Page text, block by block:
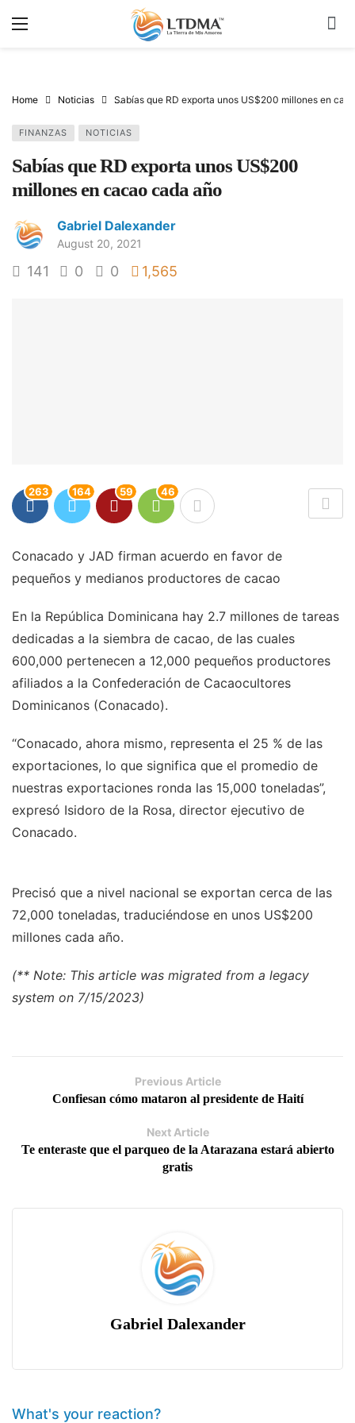
Home Noticias Sabías que RD exporta unos US$200 millones en
FINANZAS NOTICIAS
Sabías que RD exporta unos US$200
millones en cacao cada año
Gabriel Dalexander
August 20, 2021
141 0 0 1,565
263 164 59 46
Conacado y JAD firman acuerdo en favor de
pequeños y medianos productores de cacao
En la República Dominicana hay 2.7 millones de tareas
dedicadas a la siembra de cacao, de las cuales
600,000 pertenecen a 12,000 pequeños productores
afiliados a la Confederación de Cacaocultores
Dominicanos (Conacado).
“Conacado, ahora mismo, representa el 25 % de las
exportaciones, lo que significa que el promedio de
nuestras exportaciones ronda las 15,000 toneladas”,
expresó Isidoro de la Rosa, director ejecutivo de
Conacado.
Precisó que a nivel nacional se exportan cerca de las
72,000 toneladas, traduciéndose en unos US$200
millones cada año.
(** Note: This article was migrated from a legacy
system on 7/15/2023)
Previous Article
Confiesan cómo mataron al presidente de Haití
Next Article
Te enteraste que el parqueo de la Atarazana estará abierto
gratis
Gabriel Dalexander
What's your reaction?